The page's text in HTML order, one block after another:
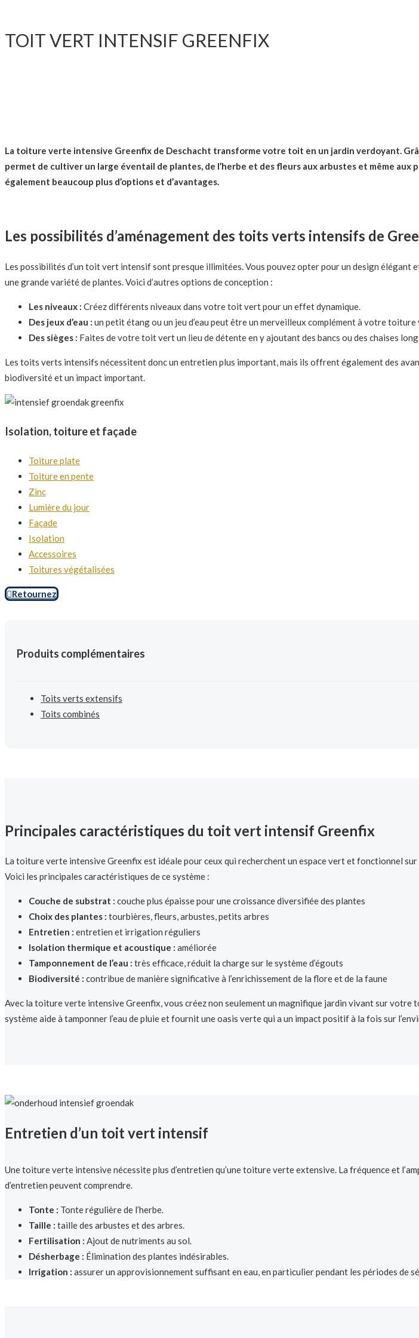
TOIT VERT INTENSIF GREENFIX
La toiture verte intensive Greenfix de Deschacht transforme votre toit en un jardin verdoyant.
permet de cultiver un large éventail de plantes, de l’herbe et des fleurs aux arbustes et même
également beaucoup plus d’options et d’avantages.
Les possibilités d’aménagement des toits verts intensifs de
Les possibilités d’un toit vert intensif sont presque illimitées. Vous pouvez opter pour un design élégant
une grande variété de plantes. Voici d’autres options de conception :
Les niveaux : Créez différents niveaux dans votre toit vert pour un effet dynamique.
Des jeux d’eau : un petit étang ou un jeu d’eau peut être un merveilleux complément à votre toiture
Des sièges : Faites de votre toit vert un lieu de détente en y ajoutant des bancs ou des chaises
Les toits verts intensifs nécessitent donc un entretien plus important, mais ils offrent également des
biodiversité et un impact important.
Isolation, toiture et façade
Toiture plate
Toiture en pente
Zinc
Lumière du jour
Façade
Isolation
Accessoires
Toitures végétalisées
Retournez
Produits complémentaires
Toits verts extensifs
Toits combinés
Principales caractéristiques du toit vert intensif Greenfix
La toiture verte intensive Greenfix est idéale pour ceux qui recherchent un espace vert et fonctionnel
Voici les principales caractéristiques de ce système :
Couche de substrat : couche plus épaisse pour une croissance diversifiée des plantes
Choix des plantes : tourbières, fleurs, arbustes, petits arbres
Entretien : entretien et irrigation réguliers
Isolation thermique et acoustique : améliorée
Tamponnement de l’eau : très efficace, réduit la charge sur le système d’égouts
Biodiversité : contribue de manière significative à l’enrichissement de la flore et de la faune
Avec la toiture verte intensive Greenfix, vous créez non seulement un magnifique jardin vivant sur votre
système aide à tamponner l’eau de pluie et fournit une oasis verte qui a un impact positif à la fois sur
Entretien d’un toit vert intensif
Une toiture verte intensive nécessite plus d’entretien qu’une toiture verte extensive. La fréquence et
d’entretien peuvent comprendre.
Tonte : Tonte régulière de l’herbe.
Taille : taille des arbustes et des arbres.
Fertilisation : Ajout de nutriments au sol.
Désherbage : Élimination des plantes indésirables.
Irrigation : assurer un approvisionnement suffisant en eau, en particulier pendant les périodes de